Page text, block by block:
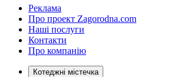
Реклама
Про проект Zagorodna.com
Наші послуги
Контакти
Про компанію
Котеджні містечка